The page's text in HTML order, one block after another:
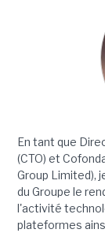
En tant que
(CTO) et
Group Limited),
du Groupe le
l'activité
plateformes